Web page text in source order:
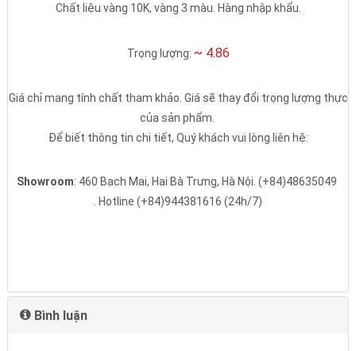
Chất liệu vàng 10K, vàng 3 màu. Hàng nhập khẩu.
Trọng lượng: ~ 4.86
Giá chỉ mang tính chất tham khảo. Giá sẽ thay đổi trọng lượng thực
của sản phẩm.
Để biết thông tin chi tiết, Quý khách vui lòng liên hệ:
Showroom: 460 Bạch Mai, Hai Bà Trưng, Hà Nội. (+84)48635049
. Hotline (+84)944381616 (24h/7)
Bình luận